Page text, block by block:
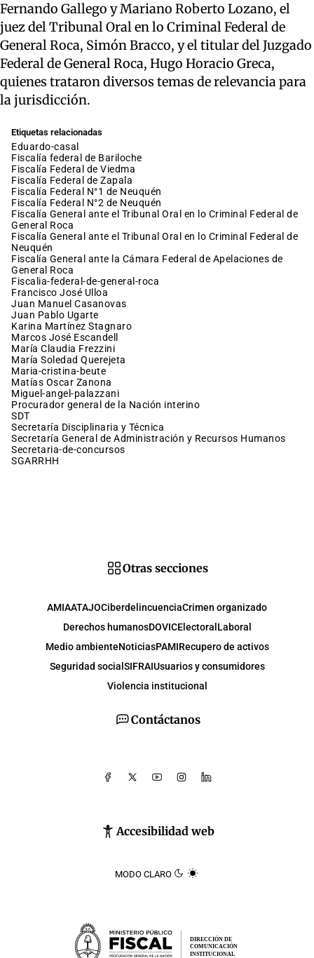
Fernando Gallego y Mariano Roberto Lozano, el
juez del Tribunal Oral en lo Criminal Federal de
General Roca, Simón Bracco, y el titular del Juzgado
Federal de General Roca, Hugo Horacio Greca,
quienes trataron diversos temas de relevancia para
la jurisdicción.
Etiquetas relacionadas
eduardo-casal
Fiscalía federal de Bariloche
Fiscalía Federal de Viedma
Fiscalía Federal de Zapala
Fiscalía Federal N°1 de Neuquén
Fiscalía Federal N°2 de Neuquén
Fiscalía General ante el Tribunal Oral en lo Criminal Federal de
General Roca
Fiscalía General ante el Tribunal Oral en lo Criminal Federal de
Neuquén
Fiscalía General ante la Cámara Federal de Apelaciones de
General Roca
fiscalia-federal-de-general-roca
Francisco José Ulloa
Juan Manuel Casanovas
Juan Pablo Ugarte
Karina Martínez Stagnaro
Marcos José Escandell
María Claudia Frezzini
María Soledad Querejeta
maria-cristina-beute
Matías Oscar Zanona
miguel-angel-palazzani
procurador general de la Nación interino
SDT
Secretaría Disciplinaria y Técnica
Secretaría General de Administración y Recursos Humanos
secretaria-de-concursos
SGARRHH
Contáctanos
Accesibilidad web
MODO CLARO
Otras secciones
AMIAATAJOCiberdelincuenciaCrimen organizado
Derechos humanosDOVICElectoral Laboral
Medio ambienteNoticiasPAMIRecupero de activos
Seguridad social SIFRAIUsuarios y consumidores
Violencia institucional
DIRECCIÓN DE
COMUNICACIÓN
INSTITUCIONAL